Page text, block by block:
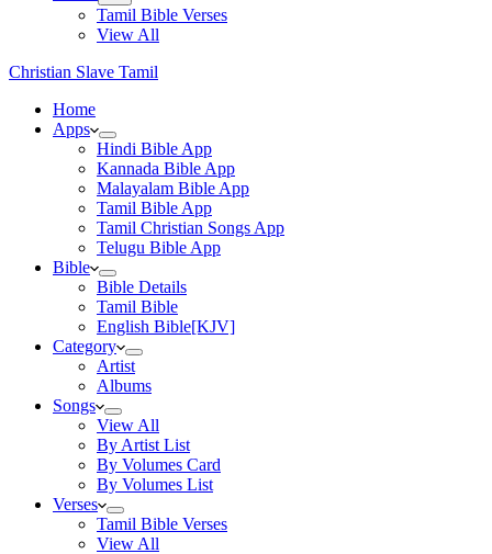
Tamil Bible Verses
View All
Christian Slave Tamil
Home
Apps
Hindi Bible App
Kannada Bible App
Malayalam Bible App
Tamil Bible App
Tamil Christian Songs App
Telugu Bible App
Bible
Bible Details
Tamil Bible
English Bible[KJV]
Category
Artist
Albums
Songs
View All
By Artist List
By Volumes Card
By Volumes List
Verses
Tamil Bible Verses
View All